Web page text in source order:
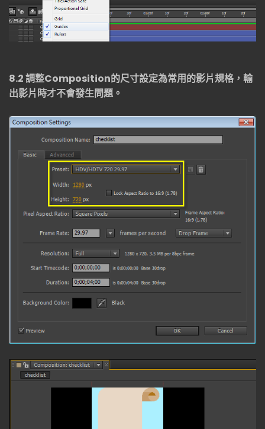
8.2調整Composition的尺寸設定為常用的影片規格，輸
出影片時才不會發生問題。